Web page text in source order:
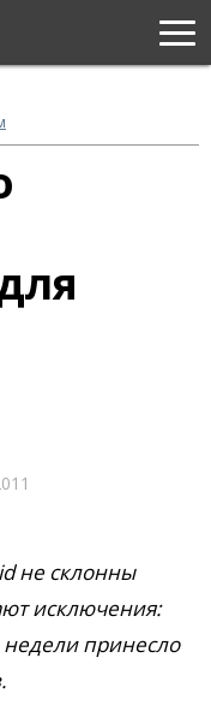
не склонны
исключения:
недели принесло